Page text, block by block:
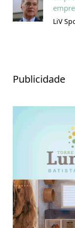
LiV
Publicidade